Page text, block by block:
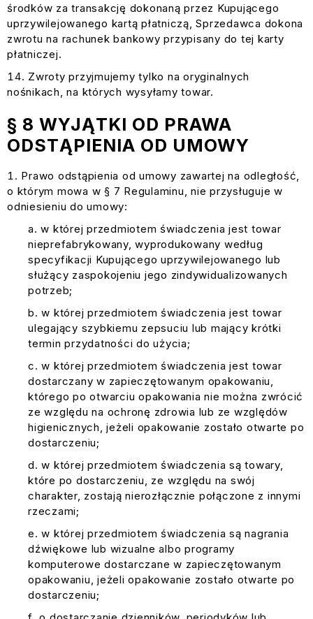
środków za transakcję dokonaną przez Kupującego
uprzywilejowanego kartą płatniczą, Sprzedawca dokona
zwrotu na rachunek bankowy przypisany do tej karty
płatniczej.
Zwroty przyjmujemy tylko na oryginalnych
nośnikach, na których wysyłamy towar.
§ 8 WYJĄTKI OD PRAWA
ODSTĄPIENIA OD UMOWY
Prawo odstąpienia od umowy zawartej na odległość,
o którym mowa w § 7 Regulaminu, nie przysługuje w
odniesieniu do umowy:
w której przedmiotem świadczenia jest towar
nieprefabrykowany, wyprodukowany według
specyfikacji Kupującego uprzywilejowanego lub
służący zaspokojeniu jego zindywidualizowanych
potrzeb;
w której przedmiotem świadczenia jest towar
ulegający szybkiemu zepsuciu lub mający krótki
termin przydatności do użycia;
w której przedmiotem świadczenia jest towar
dostarczany w zapieczętowanym opakowaniu,
którego po otwarciu opakowania nie można zwrócić
ze względu na ochronę zdrowia lub ze względów
higienicznych, jeżeli opakowanie zostało otwarte po
dostarczeniu;
w której przedmiotem świadczenia są towary,
które po dostarczeniu, ze względu na swój
charakter, zostają nierozłącznie połączone z innymi
rzeczami;
w której przedmiotem świadczenia są nagrania
dźwiękowe lub wizualne albo programy
komputerowe dostarczane w zapieczętowanym
opakowaniu, jeżeli opakowanie zostało otwarte po
dostarczeniu;